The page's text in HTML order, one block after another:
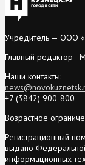
Учредитель — ООО
Главный редактор -
Наши контакты:
+7 (3842) 900-800
Возрастное
Регистрационный
выдано
информационных